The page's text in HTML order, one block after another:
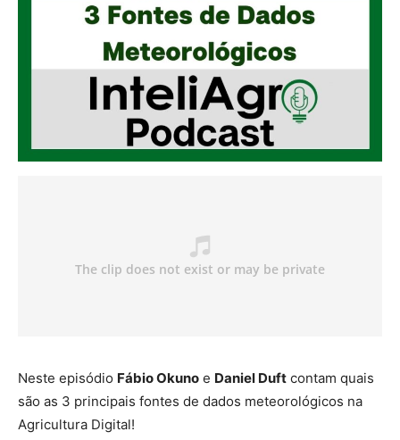
Neste episódio Fábio Okuno e Daniel Duft contam quais
são as 3 principais fontes de dados meteorológicos na
Agricultura Digital!